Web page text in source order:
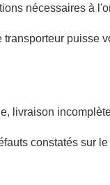
nécessaires à
puisse
livraison
constatés sur